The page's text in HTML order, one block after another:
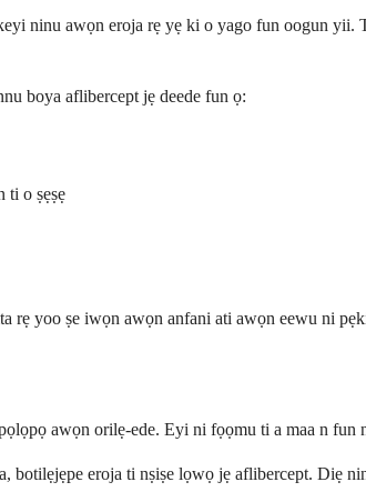
ninu awọn eroja rẹ yẹ ki o yago fun oogun
boya aflibercept jẹ deede fun ọ:
ti o ṣẹṣẹ
rẹ yoo ṣe iwọn awọn anfani ati awọn eewu ni
awọn orilẹ-ede. Eyi ni fọọmu ti a maa n
botilẹjẹpe eroja ti nṣiṣe lọwọ jẹ aflibercept. Diẹ